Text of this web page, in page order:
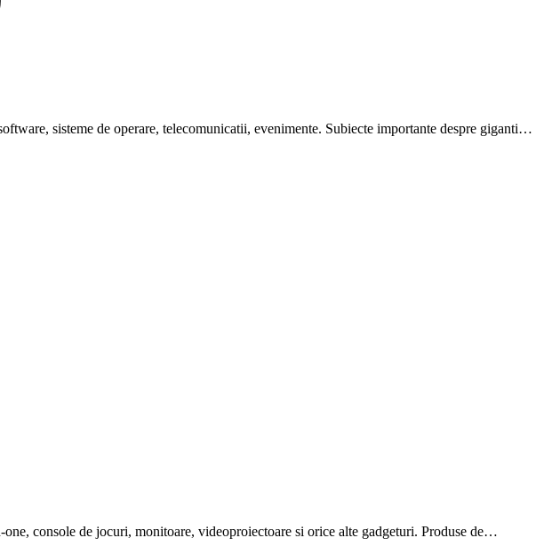
sisteme de operare, telecomunicatii, evenimente. Subiecte importante despre giganti…
console de jocuri, monitoare, videoproiectoare si orice alte gadgeturi. Produse de…